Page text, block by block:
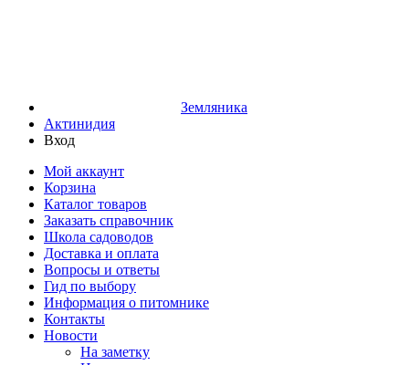
Земляника
Актинидия
Вход
Мой аккаунт
Корзина
Каталог товаров
Заказать справочник
Школа садоводов
Доставка и оплата
Вопросы и ответы
Гид по выбору
Информация о питомнике
Контакты
Новости
На заметку